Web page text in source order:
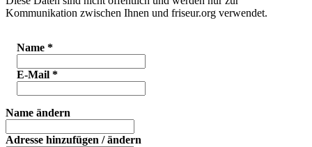
Kommunikation zwischen Ihnen und friseur.org verwendet.
Name *
E-Mail *
Name ändern
Adresse hinzufügen / ändern